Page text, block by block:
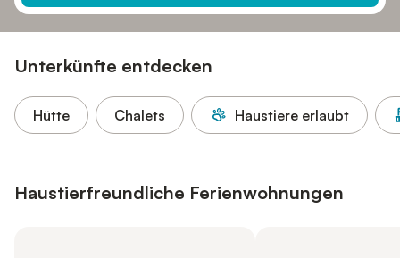
Unterkünfte entdecken
Hütte Chalets Haustiere erlaubt
Haustierfreundliche Ferienwohnungen